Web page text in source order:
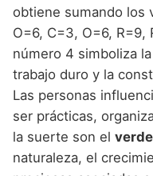
obtiene sumando los
O=6, C=3, O=6,
número 4 simboliza
trabajo duro y la
Las personas
ser prácticas,
la suerte son el verde
naturaleza, el